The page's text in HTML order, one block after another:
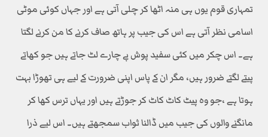
تمہاری قوم یوں ہی منہ اٹھا کر چلی آتی ہے اور جہاں کوئی موٹی
اسامی نظر آتی ہے اس کی جیب پر ہاتھ صاف کرنے کا من کرنے لگتا
ہے۔ اس چکر میں کئی سفید پوش بے چارے لٹ جاتے ہیں جو کھاتے
پیتے لگتے ضرور ہیں، مگر ان کے پاس اپنی ضرورت کے لیے ہی تھوڑا بہت
ہوتا ہے ،جو وہ پیٹ کاٹ کاٹ کر جوڑتے ہیں اور یہاں ترس کھا کر
مانگنے والوں کی جیب میں ڈالنا ثواب سمجھتے ہیں۔ اس لیے ذرا